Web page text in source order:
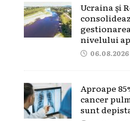
Ucraina și
nivelului
06.08.2026
Aproape
cancer
sunt